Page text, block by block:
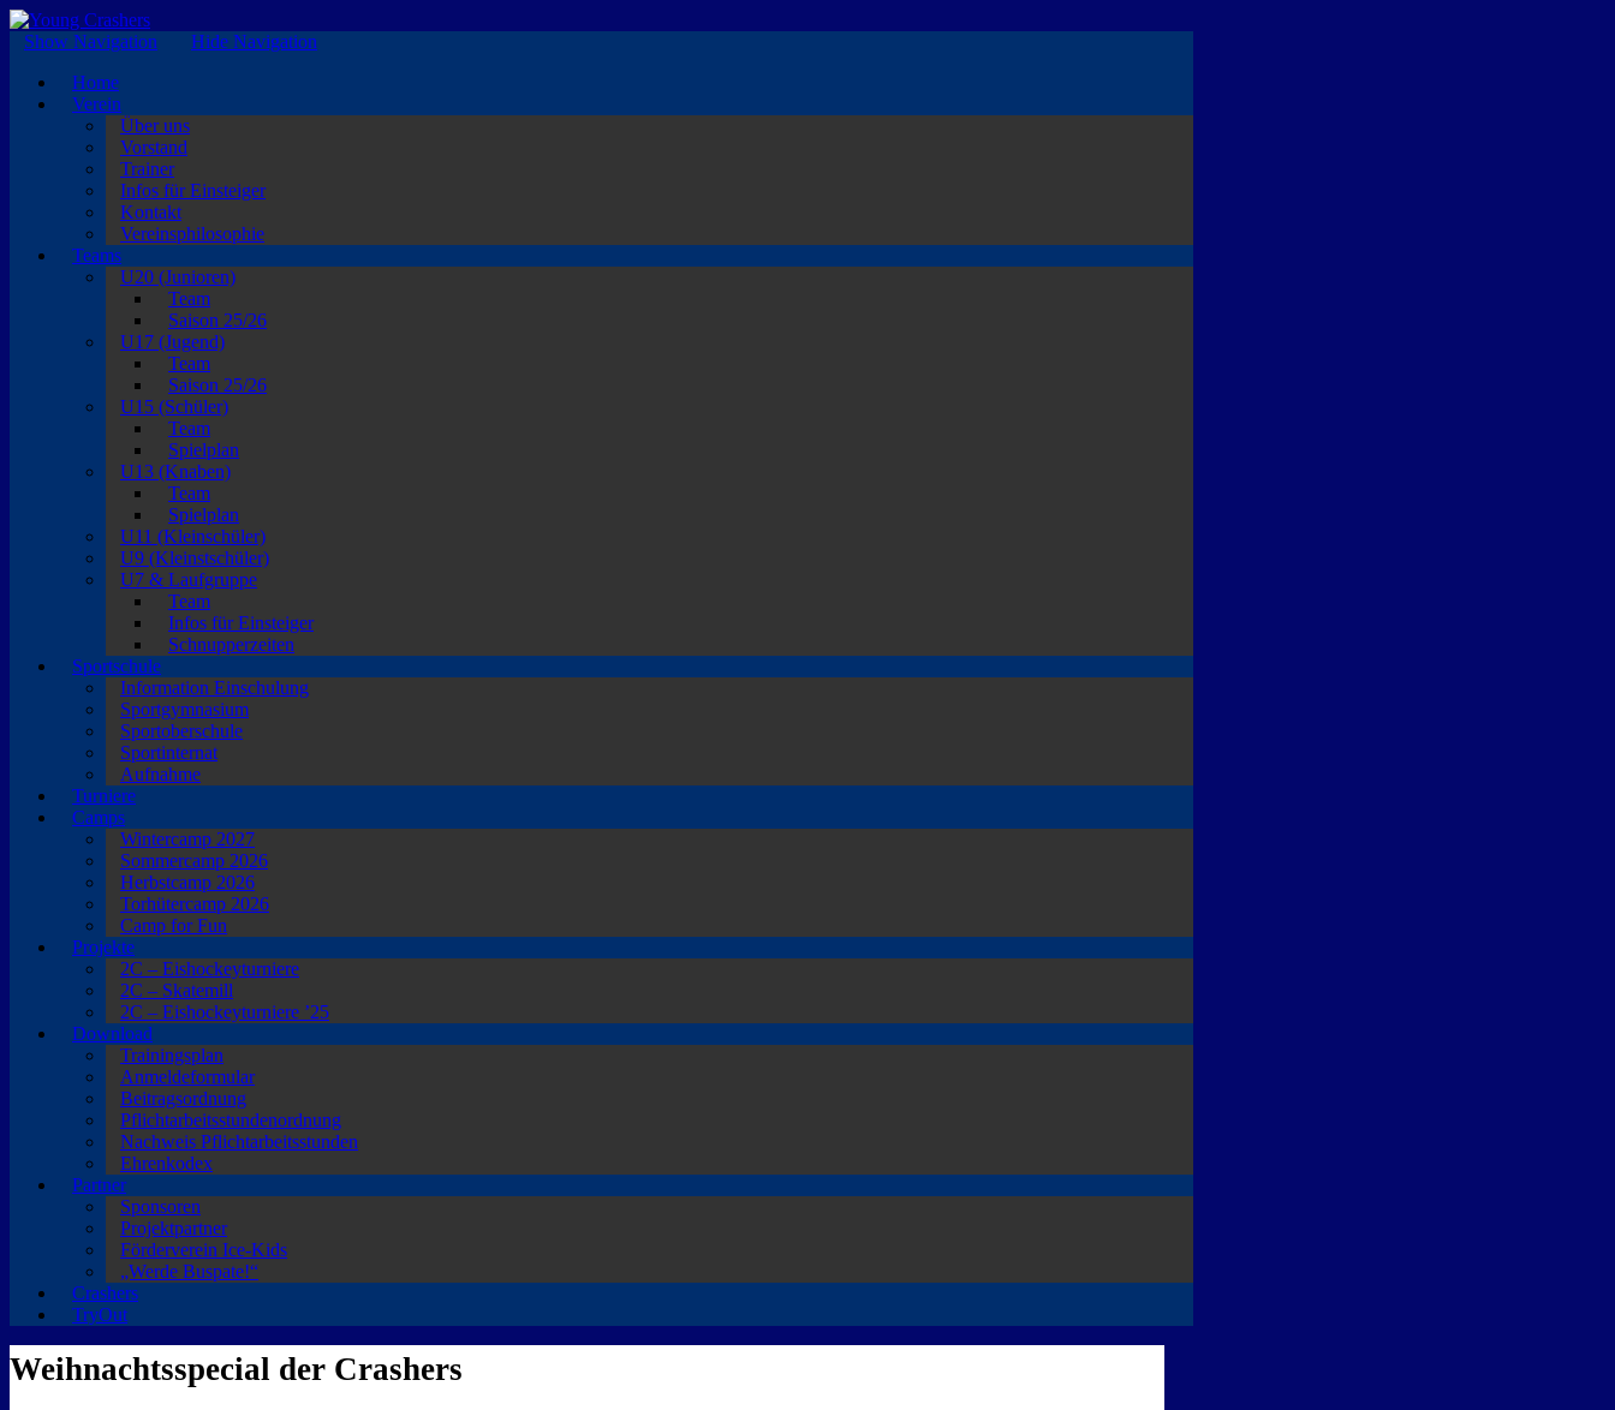
EISKALTE LEIDENSCHAFT
Show Navigation
Hide Navigation
Home
Verein
Über uns
Vorstand
Trainer
Infos für Einsteiger
Kontakt
Vereinsphilosophie
Teams
U20 (Junioren)
Team
Saison 25/26
U17 (Jugend)
Team
Saison 25/26
U15 (Schüler)
Team
Spielplan
U13 (Knaben)
Team
Spielplan
U11 (Kleinschüler)
U9 (Kleinstschüler)
U7 & Laufgruppe
Team
Infos für Einsteiger
Schnupperzeiten
Sportschule
Information Einschulung
Sportgymnasium
Sportoberschule
Sportinternat
Aufnahme
Turniere
Camps
Wintercamp 2027
Sommercamp 2026
Herbstcamp 2026
Torhütercamp 2026
Camp for Fun
Projekte
2C – Eishockeyturniere
2C – Skatemill
2C – Eishockeyturniere ’25
Download
Trainingsplan
Anmeldeformular
Beitragsordnung
Pflichtarbeitsstundenordnung
Nachweis Pflichtarbeitsstunden
Ehrenkodex
Partner
Sponsoren
Projektpartner
Förderverein Ice-Kids
„Werde Buspate!“
Crashers
TryOut
Weihnachtsspecial der Crashers